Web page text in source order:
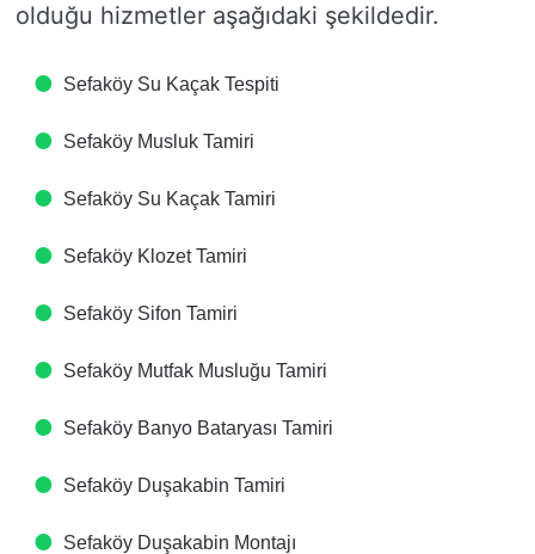
olduğu hizmetler aşağıdaki şekildedir.
Sefaköy Su Kaçak Tespiti
Sefaköy Musluk Tamiri
Sefaköy Su Kaçak Tamiri
Sefaköy Klozet Tamiri
Sefaköy Sifon Tamiri
Sefaköy Mutfak Musluğu Tamiri
Sefaköy Banyo Bataryası Tamiri
Sefaköy Duşakabin Tamiri
Sefaköy Duşakabin Montajı